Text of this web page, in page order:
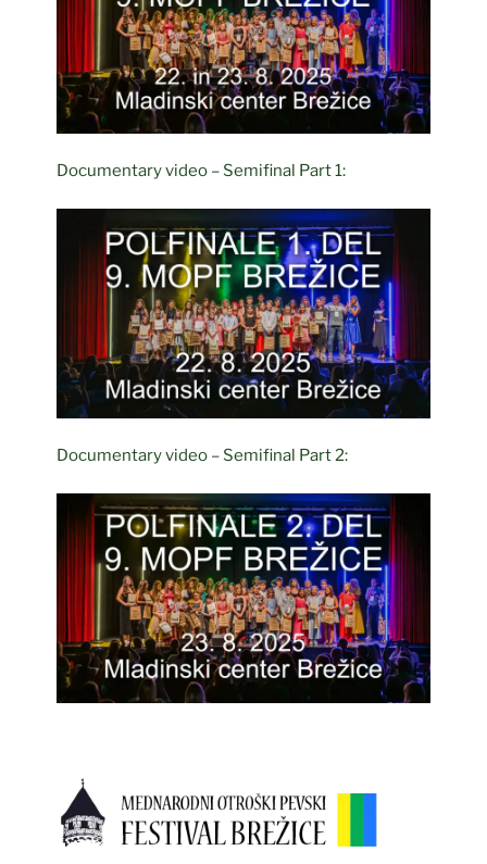
Documentary video – Semifinal Part 1:
Documentary video – Semifinal Part 2: